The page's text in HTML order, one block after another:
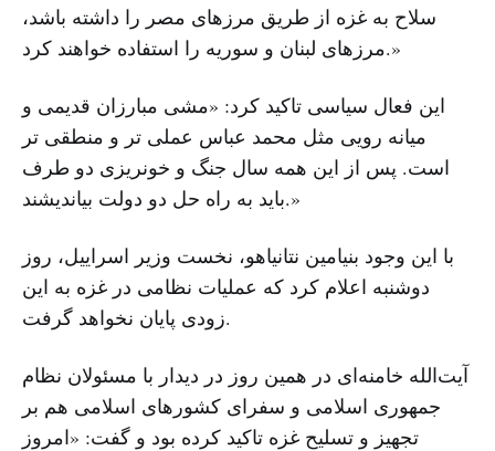
سلاح به غزه از طریق مرزهای مصر را داشته باشد،
مرزهای لبنان و سوریه را استفاده خواهند کرد.»
این فعال سیاسی تاکید کرد: «مشی مبارزان قدیمی و
میانه رویی مثل محمد عباس عملی تر و منطقی تر
است. پس از این همه سال جنگ و خونریزی دو طرف
باید به راه حل دو دولت بیاندیشند.»
با این وجود بنیامین نتانیاهو، نخست وزیر اسراییل، روز
دوشنبه اعلام کرد که عملیات نظامی در غزه به این
زودی پایان نخواهد گرفت.
آیت‌الله خامنه‌ای در همین روز در دیدار با مسئولان نظام
جمهوری اسلامی و سفرای کشورهای اسلامی هم بر
تجهیز و تسلیح غزه تاکید کرده بود و گفت: «امروز